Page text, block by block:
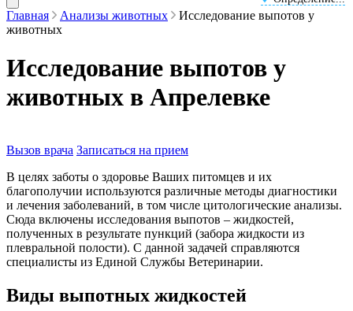
Главная Анализы животных
Исследование выпотов у
животных
Исследование выпотов у
животных в Апрелевке
Вызов врача Записаться на прием
В целях заботы о здоровье Ваших питомцев и их
благополучии используются различные методы диагностики
и лечения заболеваний, в том числе цитологические анализы.
Сюда включены исследования выпотов – жидкостей,
полученных в результате пункций (забора жидкости из
плевральной полости). С данной задачей справляются
специалисты из Единой Службы Ветеринарии.
Виды выпотных жидкостей